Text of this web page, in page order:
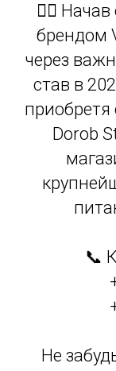
🏋️‍♂️ Начав
брендом
через
став в
приобретя
Dorob
📞
Не